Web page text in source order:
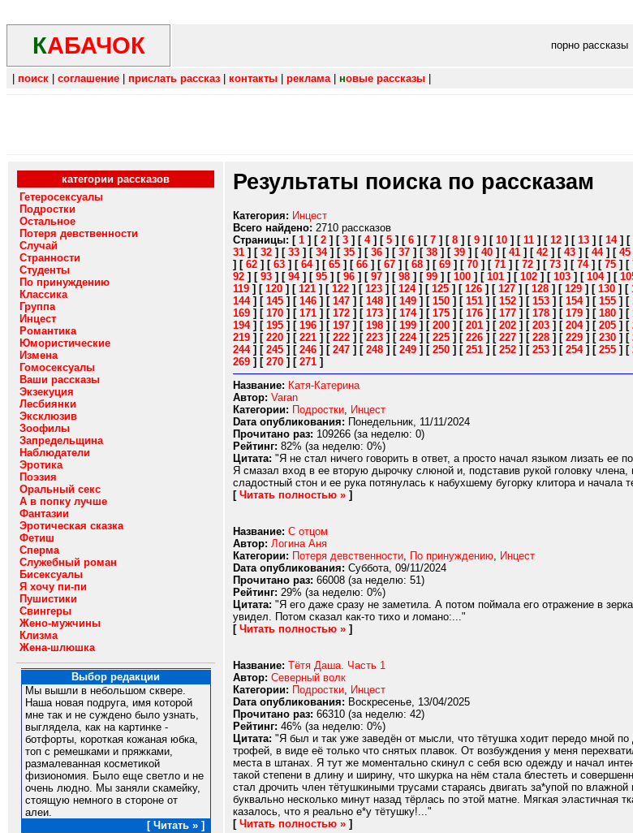
КАБАЧОК порно рассказы
поиск соглашение прислать рассказ контакты реклама| новые рассказы
категории рассказов
Гетеросексуалы
Подростки
Остальное
Потеря девственности
Случай
Странности
Студенты
По принуждению
Классика
Группа
Инцест
Романтика
Юмористические
Измена
Гомосексуалы
Ваши рассказы
Экзекуция
Лесбиянки
Эксклюзив
Зоофилы
Запредельщина
Наблюдатели
Эротика
Поэзия
Оральный секс
А в попку лучше
Фантазии
Эротическая сказка
Фетиш
Сперма
Служебный роман
Бисексуалы
Я хочу пи-пи
Пушистики
Свингеры
Жено-мужчины
Клизма
Жена-шлюшка
Выбор редакции
Мы вышли в небольшом сквере.
Наша новая подруга, имя которой
мне так и не суждено было узнать,
выглядела, как на картинке -
ботфорты, короткая кожаная юбка,
топ с ремешками и пряжками,
размалеванная косметикой
физиономия. Было еще светло и не
очень людно. Мы заняли скамейку,
стоящую немного в стороне от
алеи.
[ Читать » ]
Результаты поиска по рассказам
Категория: Инцест
Всего найдено: 2710 рассказов
Страницы: [ 1 ] [ 2 ] [ 3 ] [ 4] [ 5 ] [ 6 ] [ 7 ] [ 8 ] [ 9 ] [ 10 ] [ 11 ] [ 12 ] [ 13 ] [ 14] [
31 ] [ 32 ] [ 33 ] [ 34] [ 35 ] [ 36 ] [ 37 ] [ 38 ] [ 39 ] [ 40 ] [ 41 ] [ 42 ] [ 43 ] [ 44] [ 45
] [ 62 ] [ 63 ] [ 64] [ 65 ] [ 66 ] [ 67 ] [ 68 ] [ 69 ] [ 70 ] [ 71 ] [ 72 ] [ 73 ] [ 74] [ 75 ] [
92 ] [ 93 ] [ 94] [ 95 ] [ 96 ] [ 97 ] [ 98 ] [ 99 ] [ 100 ] [ 101 ] [ 102 ] [ 103 ] [ 104] [
119 ] [ 120 ] [ 121 ] [ 122 ] [ 123 ] [ 124] [ 125 ] [ 126 ] [ 127 ] [ 128 ] [ 129 ] [ 130 ] [
144] [ 145 ] [ 146 ] [ 147 ] [ 148 ] [ 149 ] [ 150 ] [ 151 ] [ 152 ] [ 153 ] [ 154] [ 155 ] [
169 ] [ 170 ] [ 171 ] [ 172 ] [ 173 ] [ 174] [ 175 ] [ 176 ] [ 177 ] [ 178 ] [ 179 ] [ 180 ] [
194] [ 195 ] [ 196 ] [ 197 ] [ 198 ] [ 199 ] [ 200 ] [ 201 ] [ 202 ] [ 203 ] [ 204] [ 205 ] [
219 ] [ 220 ] [ 221 ] [ 222 ] [ 223 ] [ 224] [ 225 ] [ 226 ] [ 227 ] [ 228 ] [ 229 ] [ 230 ] [
244] [ 245 ] [ 246 ] [ 247 ] [ 248 ] [ 249 ] [ 250 ] [ 251 ] [ 252 ] [ 253 ] [ 254] [ 255 ] [
269 ] [ 270 ] [ 271 ]
Название: Катя-Катерина
Автор: Varan
Категории: Подростки, Инцест
Dата опубликования: Понедельник, 11/11/2024
Прочитано раз: 109266 (за неделю: 0)
Рейтинг: 82% (за неделю: 0%)
Цитата: "Я не стал ничего говорить в ответ, а просто начал языком лизать
Я смазал вход в ее вторую дырочку слюной и, подставив рукой головку
сладостный стон и ее рука потянулась к набухшему бугорку клитора и начала
[ Читать полностью » ]
Название: С отцом
Автор: Логина Аня
Категории: Потеря девственности, По принуждению, Инцест
Dата опубликования: Суббота, 09/11/2024
Прочитано раз: 66008 (за неделю: 51)
Рейтинг: 29% (за неделю: 0%)
Цитата: "Я его даже сразу не заметила. А потом поймала его отражение в
увидел. Потом сказал как-то тихо и ломано:..."
[ Читать полностью » ]
Название: Тётя Даша. Часть 1
Автор: Северный волк
Категории: Подростки, Инцест
Dата опубликования: Воскресенье, 13/04/2025
Прочитано раз: 66310 (за неделю: 42)
Рейтинг: 46% (за неделю: 0%)
Цитата: "Я был и так уже заведён от мысли, что тётушка ходит передо мной
трофей, в виде её только что снятых плавок. От возбуждения у меня
места в штанах. Я тут же моментально скинул с себя всю одежду и начал
такой степени в длину и ширину, что шкурка на нём стала блестеть и
стал дрочить член тётушкиными трусами стараясь двигать за*упой по
буквально несколько минут назад тёрлась по этой матне. Мягкая
казалось, что я реально е*у тётушку!..."
[ Читать полностью » ]